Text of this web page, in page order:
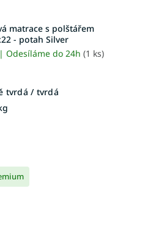
matrace s polštářem
- potah Silver
Odesíláme do 24h (1 ks)
tvrdá / tvrdá